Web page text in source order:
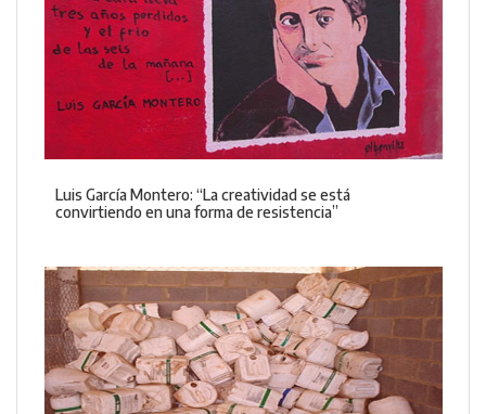
Luis García Montero: “La creatividad se está
convirtiendo en una forma de resistencia”